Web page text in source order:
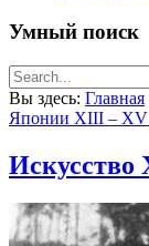
Умный поиск
Вы здесь: Главная
Японии XIII – XV
Искусство